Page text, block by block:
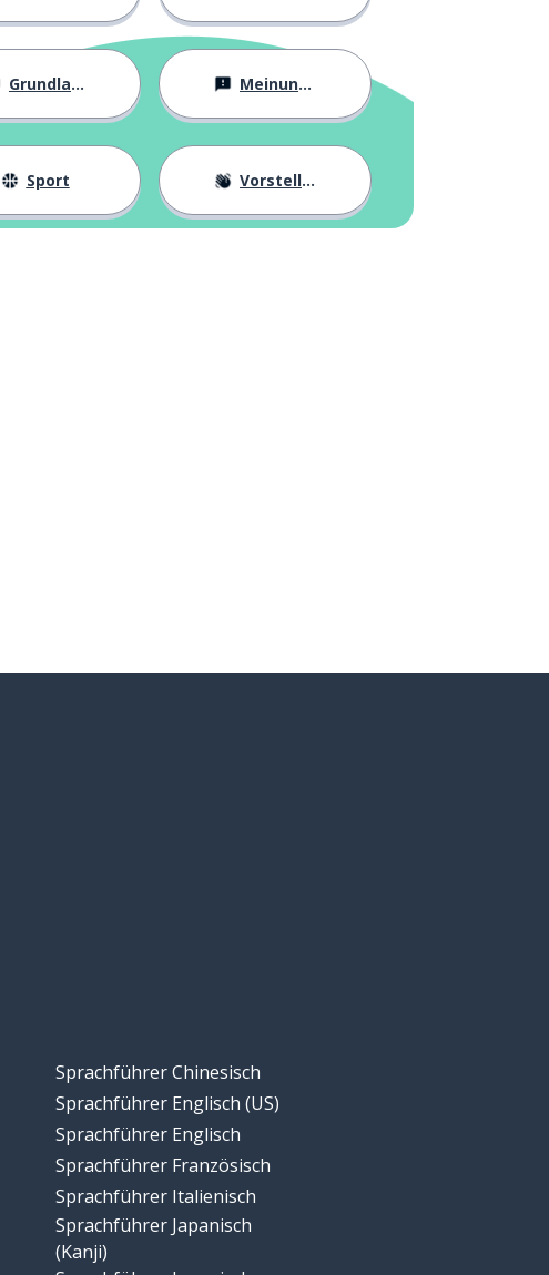
Grundlagen Meinungen
Sport Vorstellung
Sprachführer Chinesisch
Sprachführer Englisch (US)
Sprachführer Englisch
Sprachführer Französisch
Sprachführer Italienisch
Sprachführer Japanisch
(Kanji)